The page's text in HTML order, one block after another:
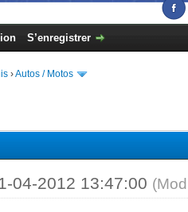
S’enregistrer
›Autos / Motos
04-2012 13:47:00